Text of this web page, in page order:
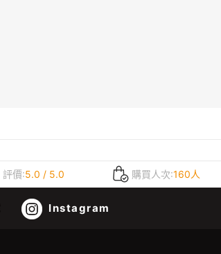
評價:5.0 / 5.0 購買人次:160人
Instagram